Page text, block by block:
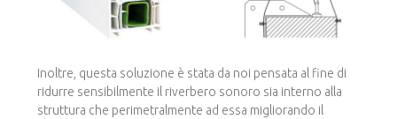
Inoltre, questa soluzione è stata da noi pensata al fine di
ridurre sensibilmente il riverbero sonoro sia interno alla
struttura che perimetralmente ad essa migliorando il